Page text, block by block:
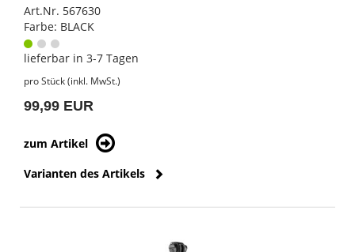
Art.Nr. 567630
Farbe: BLACK
lieferbar in 3-7 Tagen
pro Stück (inkl. MwSt.)
99,99 EUR
zum Artikel
Varianten des Artikels